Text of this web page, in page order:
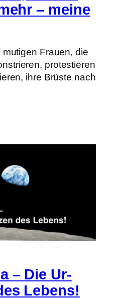
– meine
Frauen, die
protestieren
ihre Brüste nach
– Die Ur-
Lebens!